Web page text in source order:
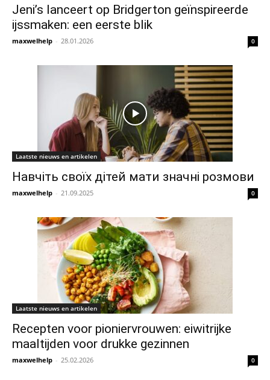
Jeni’s lanceert op Bridgerton geïnspireerde
ijssmaken: een eerste blik
maxwelhelp - 28.01.2026 0
Laatste nieuws en artikelen
Навчіть своїх дітей мати значні розмови
maxwelhelp - 21.09.2025 0
Laatste nieuws en artikelen
Recepten voor pioniervrouwen: eiwitrijke
maaltijden voor drukke gezinnen
maxwelhelp - 25.02.2026 0